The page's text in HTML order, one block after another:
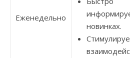
Еженедельно
новинках.